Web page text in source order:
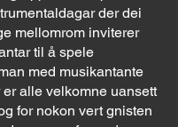
der dei
mellomrom inviterer
til å spele
med musikantante
er alle velkomne uansett
for nokon vert gnisten